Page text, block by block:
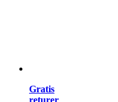
Gratis
returer